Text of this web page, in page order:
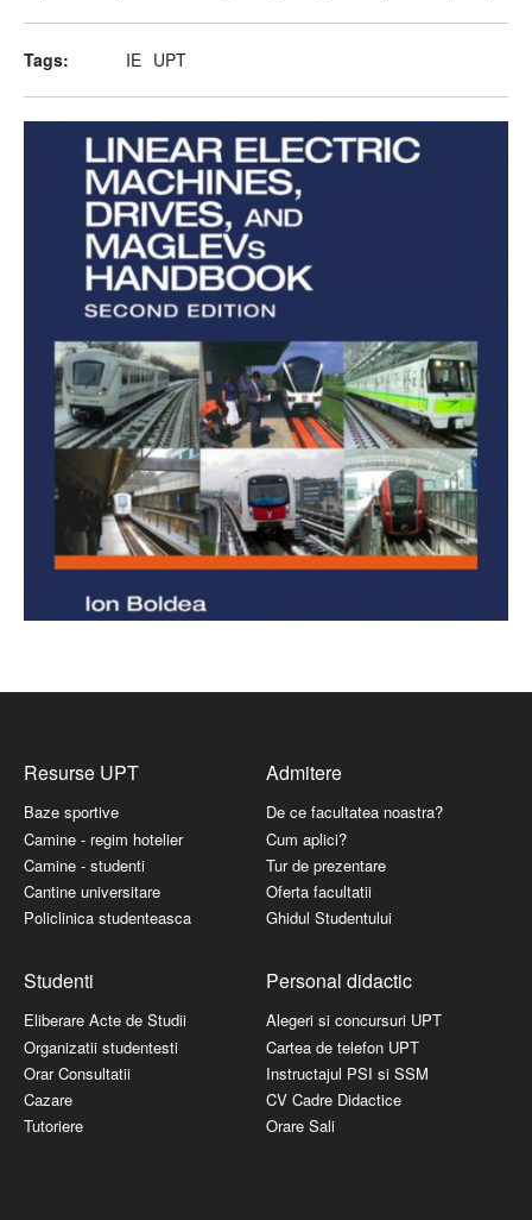
Tags IE UPT
Resurse UPT
Baze sportive
Camine - regim hotelier
Camine - studenti
Cantine universitare
Policlinica studenteasca
Admitere
De ce facultatea noastra?
Cum aplici?
Tur de prezentare
Oferta facultatii
Ghidul Studentului
Studenti
Eliberare Acte de Studii
Organizatii studentesti
Orar Consultatii
Cazare
Tutoriere
Personal didactic
Alegeri si concursuri UPT
Cartea de telefon UPT
Instructajul PSI si SSM
CV Cadre Didactice
Orare Sali